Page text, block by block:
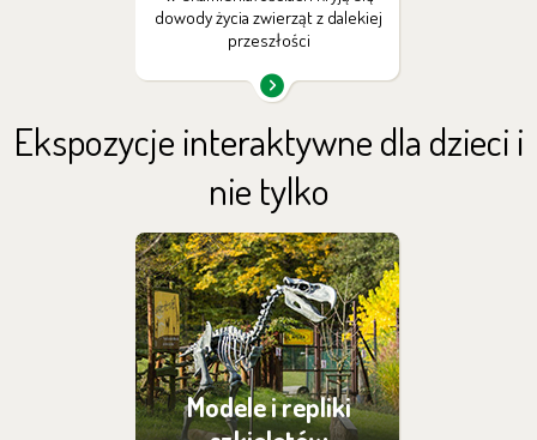
dowody życia zwierząt z dalekiej
przeszłości
Ekspozycje interaktywne dla dzieci i
nie tylko
Modele i repliki